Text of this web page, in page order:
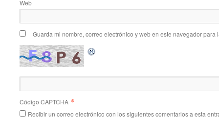
Web
Guarda mi nombre, correo electrónico y web en este navegador para
Código CAPTCHA *
Recibir un correo electrónico con los siguientes comentarios a esta